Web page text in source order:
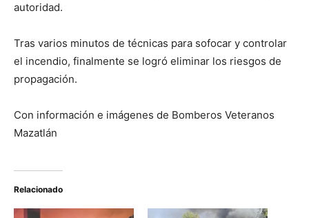
autoridad.
Tras varios minutos de técnicas para sofocar y controlar
el incendio, finalmente se logró eliminar los riesgos de
propagación.
Con información e imágenes de Bomberos Veteranos
Mazatlán
Relacionado